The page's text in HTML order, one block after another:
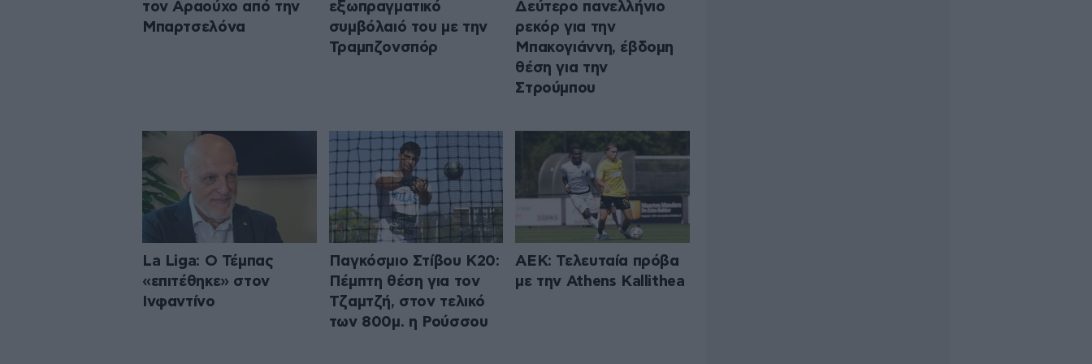
τον Αραούχο από την
Μπαρτσελόνα
εξωπραγματικό
συμβόλαιό του με την
Τραμπζονσπόρ
Δεύτερο πανελλήνιο
ρεκόρ για την
Μπακογιάννη, έβδομη
θέση για την
Στρούμπου
La Liga: Ο Τέμπας
«επιτέθηκε» στον
Ινφαντίνο
Παγκόσμιο Στίβου Κ20:
Πέμπτη θέση για τον
Τζαμτζή, στον τελικό
των 800μ. η Ρούσσου
ΑΕΚ: Τελευταία πρόβα
με την Athens Kallithea